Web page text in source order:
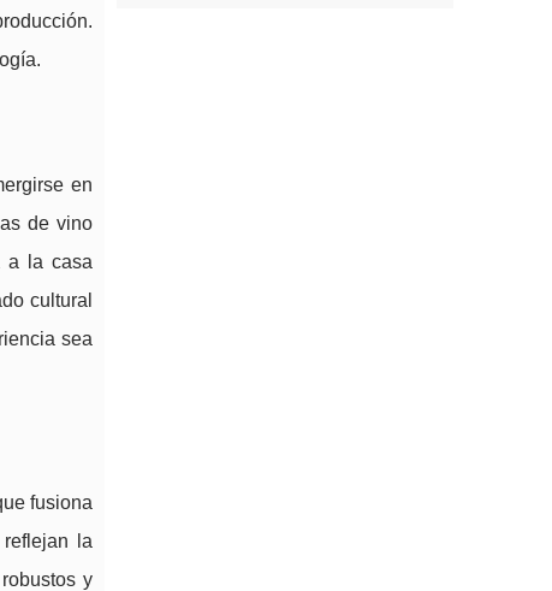
en
de vino
a la casa
cultural
sea
fusiona
la
y